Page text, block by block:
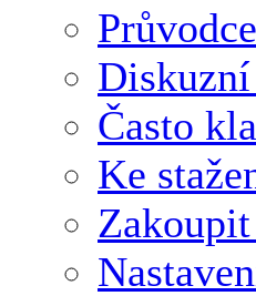
Často
Ke